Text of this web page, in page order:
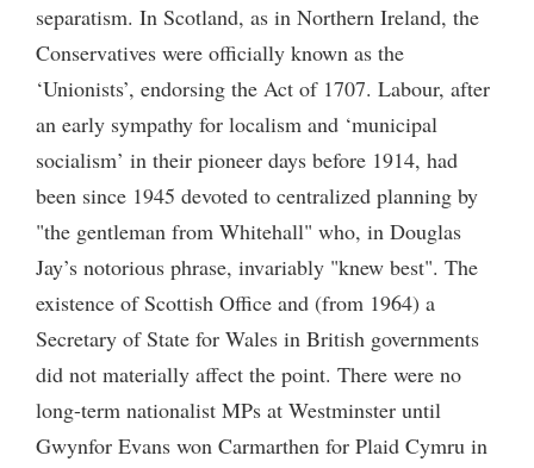
separatism. In Scotland, as in Northern Ireland, the
Conservatives were officially known as the
‘Unionists’, endorsing the Act of 1707. Labour, after
an early sympathy for localism and ‘municipal
socialism’ in their pioneer days before 1914, had
been since 1945 devoted to centralized planning by
"the gentleman from Whitehall" who, in Douglas
Jay’s notorious phrase, invariably "knew best". The
existence of Scottish Office and (from 1964) a
Secretary of State for Wales in British governments
did not materially affect the point. There were no
long-term nationalist MPs at Westminster until
Gwynfor Evans won Carmarthen for Plaid Cymru in